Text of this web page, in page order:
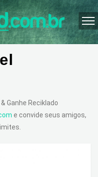
Ganhe Reciklado
e convide seus amigos,